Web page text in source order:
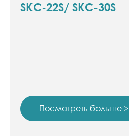
SKC-22S/ SKC-30S
Посмотреть больше >